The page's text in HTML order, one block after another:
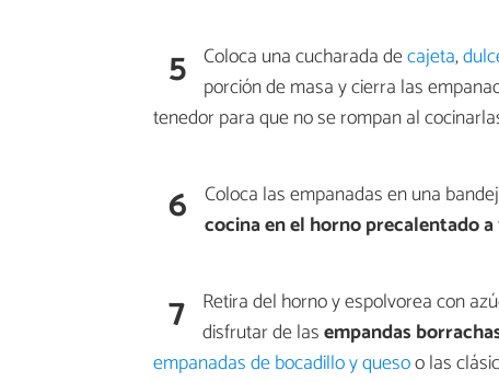
5 Coloca una cucharada decajeta,
porción de masa y cierra las
tenedor para que no se rompan al
6 Coloca las empanadas en una
cocina en el horno precalentado a
7 Retira del horno y espolvorea con
disfrutar de lasempandas
empanadas de bocadillo y quesoo las